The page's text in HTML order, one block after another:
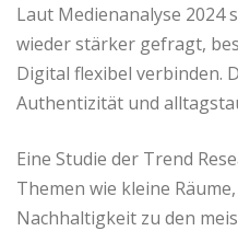
Laut Medienanalyse 2024
wieder stärker gefragt,
Digital flexibel verbinden.
Authentizität und
Eine Studie der Trend
Themen wie kleine
Nachhaltigkeit zu den